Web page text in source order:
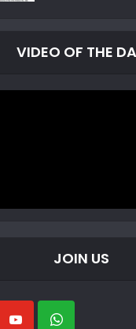
VIDEO OF THE
JOIN US